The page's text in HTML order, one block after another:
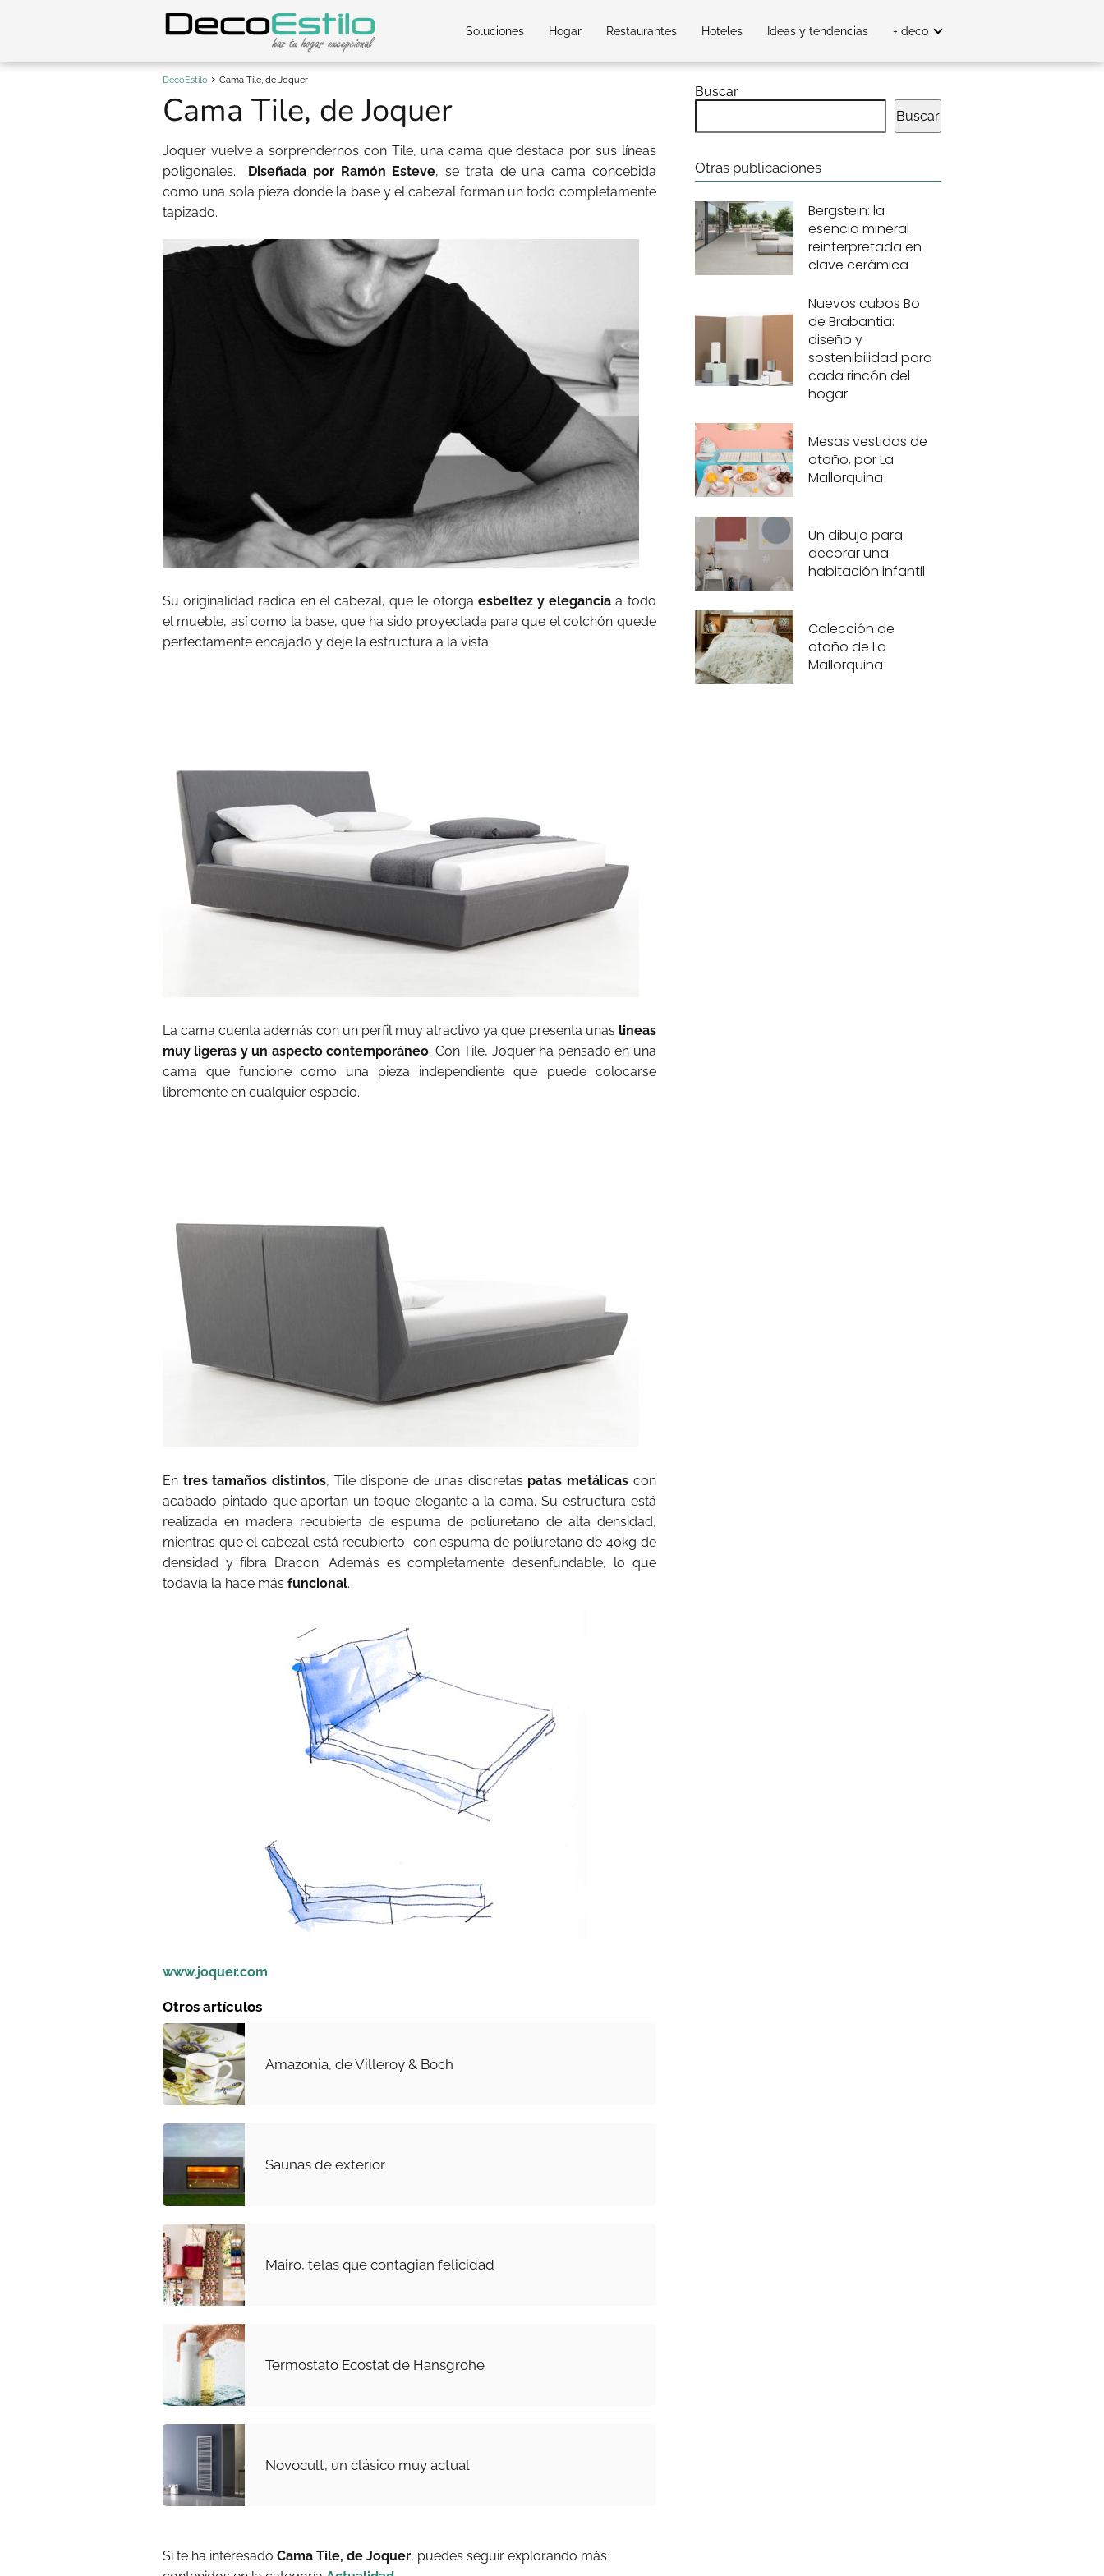
Soluciones Hogar Restaurantes Hoteles Ideas y tendencias + deco
DecoEstilo Cama Tile, de Joquer
Cama Tile, de Joquer
Joquer vuelve a sorprendernos con Tile, una cama que destaca por sus líneas
poligonales. Diseñada por Ramón Esteve, se trata de una cama concebida
como una sola pieza donde la base y el cabezal forman un todo completamente
tapizado.
Su originalidad radica en el cabezal, que le otorga esbeltez y elegancia a todo
el mueble, así como la base, que ha sido proyectada para que el colchón quede
perfectamente encajado y deje la estructura a la vista.
La cama cuenta además con un perfil muy atractivo ya que presenta unas lineas
muy ligeras y un aspecto contemporáneo. Con Tile, Joquer ha pensado en una
cama que funcione como una pieza independiente que puede colocarse
libremente en cualquier espacio.
En tres tamaños distintos, Tile dispone de unas discretas patas metálicascon
acabado pintado que aportan un toque elegante a la cama. Su estructura está
realizada en madera recubierta de espuma de poliuretano de alta densidad,
mientras que el cabezal está recubierto con espuma de poliuretano de 40kg de
densidad y fibra Dracon. Además es completamente desenfundable, lo que
todavía la hace más funcional.
www.joquer.com
Otros artículos
Amazonia, de Villeroy & Boch
Saunas de exterior
Mairo, telas que contagian felicidad
Termostato Ecostat de Hansgrohe
Novocult, un clásico muy actual
Si te ha interesado Cama Tile, de Joquer, puedes seguir explorando más
Buscar
Buscar
Otras publicaciones
Bergstein: la
esencia mineral
reinterpretada en
clave cerámica
Nuevos cubos Bo
de Brabantia:
diseño y
sostenibilidad para
cada rincón del
hogar
Mesas vestidas de
otoño, por La
Mallorquina
Un dibujo para
decorar una
habitación infantil
Colección de
otoño de La
Mallorquina